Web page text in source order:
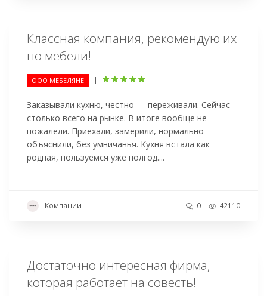
Классная компания, рекомендую их
по мебели!
ООО МЕБЕЛЯНЕ |
Заказывали кухню, честно — переживали. Сейчас
столько всего на рынке. В итоге вообще не
пожалели. Приехали, замерили, нормально
объяснили, без умничанья. Кухня встала как
родная, пользуемся уже полгод....
Компании 0 42110
Достаточно интересная фирма,
которая работает на совесть!